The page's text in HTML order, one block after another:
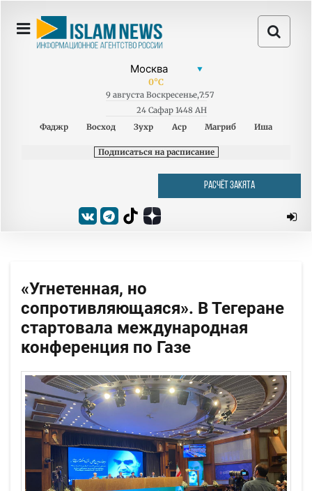
0°C
9 августа Воскресенье,7:57
24 Сафар 1448 AH
Фаджр
Восход Зухр Аср Магриб Иша
Подписаться на расписание
РАСЧЁТ ЗАКЯТА
«Угнетенная, но
сопротивляющаяся». В Тегеране
стартовала международная
конференция по Газе